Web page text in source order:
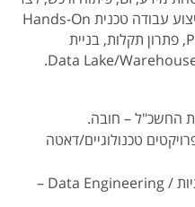
ניהול ספקים וממשקים מורכבים. ביצוע עבודה טכנית Hands-On
ב-GCP כולל הקמת משאבים, POCs, פתרון תקלות, בניית
החשכ"ל – חובה.
פרויקטים טכנולוגיים/דאטה
ניסיון Hands-On בפיתוח / תשתיות / Data Engineering –